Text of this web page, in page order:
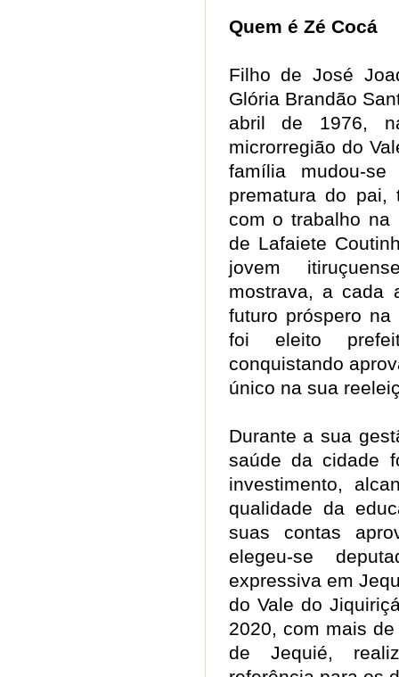
Quem é Zé Cocá
Filho de José
Glória Brandão
abril de 1976,
microrregião do
família mudou-
prematura do pai,
com o trabalho
de Lafaiete
jovem
mostrava, a cada
futuro próspero
foi eleito
conquistando
único na sua
Durante a sua
saúde da cidade
investimento,
qualidade da
suas contas
elegeu-se
expressiva em
do Vale do
2020, com mais
de Jequié,